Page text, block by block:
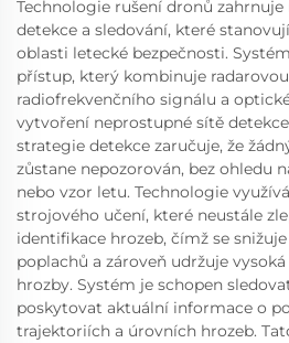
Technologie rušení dronů
detekce a sledování, které
oblasti letecké bezpečnosti.
přístup, který kombinuje
radiofrekvenčního signálu a
vytvoření neprostupné sítě
strategie detekce zaručuje, že
zůstane nepozorován, bez ohledu
nebo vzor letu. Technologie
strojového učení, které neustále
identifikace hrozeb, čímž se
poplachů a zároveň udržuje
hrozby. Systém je schopen
poskytovat aktuální informace o
trajektoriích a úrovních hrozeb.